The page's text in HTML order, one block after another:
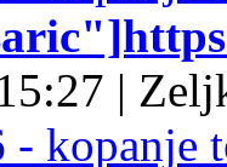
|
- kopanje